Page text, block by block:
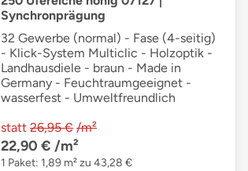
Synchronprägung
32 Gewerbe (normal) - Fase (4-seitig)
- Klick-System Multiclic - Holzoptik -
Landhausdiele - braun - Made in
Germany - Feuchtraumgeeignet -
wasserfest - Umweltfreundlich
statt 26,95 € /m²
22,90 € /m²
1 Paket: 1,89 m² zu 43,28 €